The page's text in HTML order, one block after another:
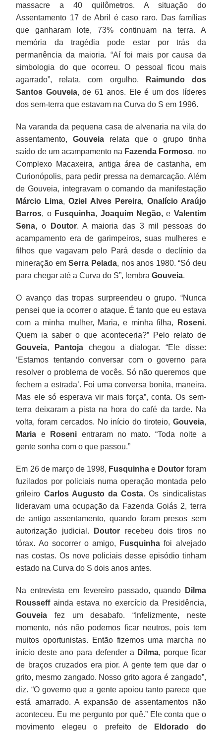
massacre a 40 quilômetros. A situação do
Assentamento 17 de Abril é caso raro. Das famílias
que ganharam lote, 73% continuam na terra. A
memória da tragédia pode estar por trás da
permanência da maioria. “Aí foi mais por causa da
simbologia do que ocorreu. O pessoal ficou mais
agarrado”, relata, com orgulho,
Raimundo dos
Santos Gouveia, de 61 anos. Ele é um dos líderes
dos sem-terra que estavam na Curva do S em 1996.
Na varanda da pequena casa de alvenaria na vila do
assentamento,Gouveia relata que o grupo tinha
saído de um acampamento na Fazenda Formoso, no
Complexo Macaxeira, antiga área de castanha, em
Curionópolis, para pedir pressa na demarcação. Além
de Gouveia, integravam o comando da manifestação
Márcio Lima,Oziel Alves Pereira, Onalício Araújo
Barros, o Fusquinha, Joaquim Negão,e Valentim
Sena, o Doutor. A maioria das 3 mil pessoas do
acampamento era de garimpeiros, suas mulheres e
filhos que vagavam pelo Pará desde o declínio da
mineração emSerra Pelada, nos anos 1980. “Só deu
para chegar até a Curva do S”, lembraGouveia.
O avanço das tropas surpreendeu o grupo. “Nunca
pensei que ia ocorrer o ataque. É tanto que eu estava
com a minha mulher, Maria, e minha filha,
Roseni.
Quem ia saber o que aconteceria?” Pelo relato de
Gouveia, Pantoja chegou a dialogar. “Ele disse:
‘Estamos tentando conversar com o governo para
resolver o problema de vocês. Só não queremos que
fechem a estrada’. Foi uma conversa bonita, maneira.
Mas ele só esperava vir mais força”, conta. Os sem-
terra deixaram a pista na hora do café da tarde. Na
volta, foram cercados. No início do tiroteio, Gouveia,
Maria e Roseni entraram no mato. “Toda noite a
gente sonha com o que passou.”
Em 26 de março de 1998, Fusquinha e Doutor foram
fuzilados por policiais numa operação montada pelo
grileiro Carlos Augusto da Costa. Os sindicalistas
lideravam uma ocupação da Fazenda Goiás 2, terra
de antigo assentamento, quando foram presos sem
autorização judicial.
Doutor recebeu dois tiros no
tórax. Ao socorrer o amigo,
Fusquinha foi alvejado
nas costas. Os nove policiais desse episódio tinham
estado na Curva do S dois anos antes.
Na entrevista em fevereiro passado, quando
Dilma
Rousseffainda estava no exercício da Presidência,
Gouveia fez um desabafo. “Infelizmente, neste
momento, nós não podemos ficar neutros, pois tem
muitos oportunistas. Então fizemos uma marcha no
início deste ano para defender a Dilma, porque ficar
de braços cruzados era pior. A gente tem que dar o
grito, mesmo zangado. Nosso grito agora é zangado”,
diz. “O governo que a gente apoiou tanto parece que
está amarrado. A expansão de assentamentos não
aconteceu. Eu me pergunto por quê.” Ele conta que o
movimento elegeu o prefeito de
Eldorado do